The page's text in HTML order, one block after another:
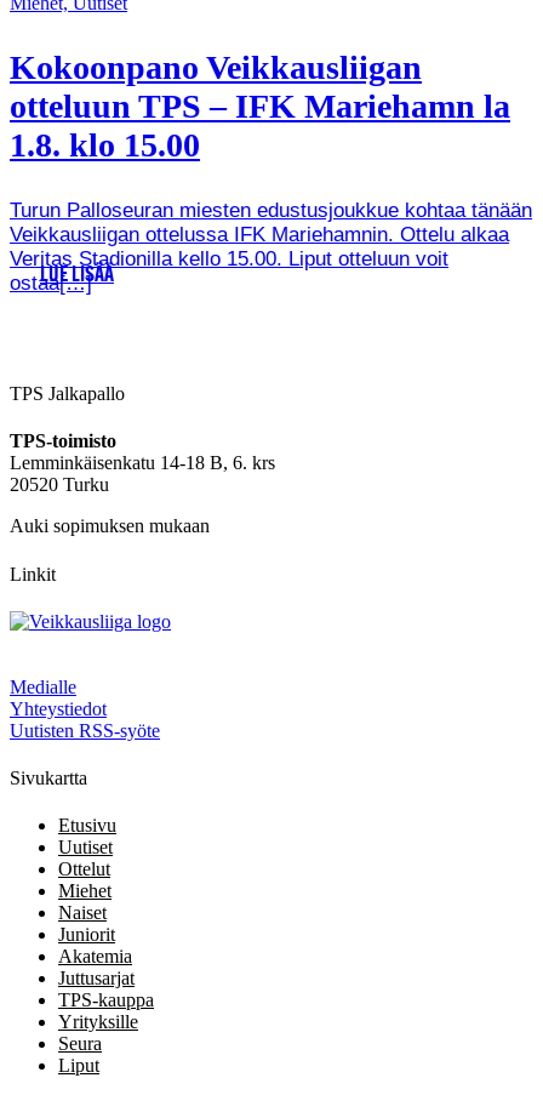
Kokoonpano Veikkausliigan
otteluun TPS – IFK Mariehamn la
1.8. klo 15.00
Turun Palloseuran miesten edustusjoukkue kohtaa tänään
Veikkausliigan ottelussa IFK Mariehamnin. Ottelu alkaa
Veritas Stadionilla kello 15.00. Liput otteluun voit
ostaa[…]
LUE LISÄÄ
TPS Jalkapallo
TPS-toimisto
Lemminkäisenkatu 14-18 B, 6. krs
20520 Turku
Auki sopimuksen mukaan
Linkit
Medialle
Yhteystiedot
Uutisten RSS-syöte
Sivukartta
Etusivu
Uutiset
Ottelut
Miehet
Naiset
Juniorit
Akatemia
Juttusarjat
TPS-kauppa
Yrityksille
Seura
Liput